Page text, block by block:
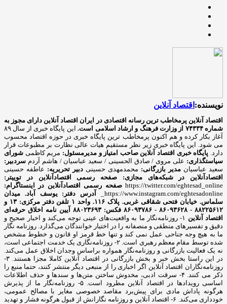
نویسنده: اقتصاد آنلاین
اقتصاد آنلاین پرمخاطب ترین رسانه اقتصادی در ایران اقتصاد آنلاین دارای مجوز به
شماره ۷۴۳۳۴ از وزارت فرهنگ و ارشاد اسلامی است.
این پایگاه خبری از سال ۸۹
آغاز بکار کرده و هم اکنون پرمخاطب ترین پایگاه خبری در حوزه اقتصاد محسوب
می شود. این پایگاه خبری زیر نظر مستقیم هیات عالی نظارت بر مطبوعات قرار
دارد. پایگاه خبری اقتصاد آنلاین صاحب امتیاز و مدیرمسئول: مریم کاظمی شورای
سیاستگذاری: علی مروی / صادق الحسینی / سعید عباسیان / هاشم آردم سردبیر:
سعید عباسیان مدیر بازرگانی: محمدمهدی حسینی دبیر تحریریه: عاطفه حسینی
اقتصادآنلاین در شبکه‌های مجازی:
صفحه رسمی اقتصادآنلاین در توییتر:
https://twitter.com/eghtesad_online صفحه رسمی اقتصادآنلاین در اینستاگرام:
https://www.instagram.com/eghtesadonline_
آدرس دفتر: یوسف آباد. میدان
سلماس. خیابان فتحی شقاقی غربی. پلاک ۱۱۶. واحد ۱
تلفن دفتر مرکزی: ۱۳ و
۸۸۲۲۵۶۱۲ - ۸۶۰۹۳۶۲۸ - ۸۶۰۹۳۷۸۶ فکس: ۸۸۰۲۳۶۹۳
آیین نامه اخلاق حرفه‌ای
اقتصاد آنلاین
۱- روزنامه‌نگار ما به واقعیت‌های عینی توجه می‌کند و اخبار صحیح و
دقیق و تفسیرهای منطقی و منصفانه را در اختیار خوانندگان می‌گذارد. روزنامه نگار
ما به هیچ وجه جناحی عمل نمی کند و تنها خط قرمز او قانون و خطوط مشخص
شده توسط مقام معظم رهبری است. ۲- روزنامه‌نگاری یک خدمت اجتماعی است،
نه یک فعالیت بازرگانی و روزنامه‌نگار همواره براساس وجدان اخلاق عمل می‌کند.
در این راستا بخش خبر و بخش بازرگانی در اقتصاد آنلاین کاملا مجزا هستند. ۳-
روزنامه‌نگاران اقتصاد آنلاین اگر اخباری را از منبعی دیگر منتشر کنند، حتما منبع را
ذکر می کنند. ۴- سرقت ادبی، مخدوش ساختن متن‌ها و سندها و حذف اطلاعات
اساسی رویدادها در اقتصاد آنلاین مطرود است. ۵- روزنامه‌نگار ما از پذیرش
هرگونه پاداش مادی برای پیش‌برد مقاصد خصوصی مغایر با مصالح عمومی،
خودداری می‌کند. ۶- اقتصاد آنلاین و روزنامه نگارانش از قبول هرگونه فشار و تهدید